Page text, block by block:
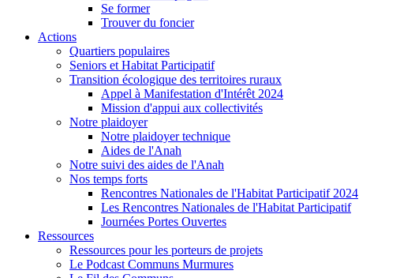
Se former
Trouver du foncier
Actions
Quartiers populaires
Seniors et Habitat Participatif
Transition écologique des territoires ruraux
Appel à Manifestation d'Intérêt 2024
Mission d'appui aux collectivités
Notre plaidoyer
Notre plaidoyer technique
Aides de l'Anah
Notre suivi des aides de l'Anah
Nos temps forts
Rencontres Nationales de l'Habitat Participatif 2024
Les Rencontres Nationales de l'Habitat Participatif
Journées Portes Ouvertes
Ressources
Ressources pour les porteurs de projets
Le Podcast Communs Murmures